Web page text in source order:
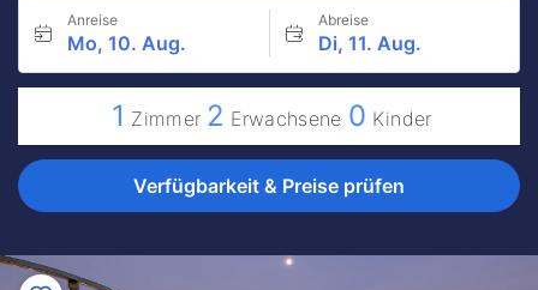
Anreise
Mo, 10. Aug.
Abreise
Di, 11. Aug.
1 Zimmer 2 Erwachsene 0 Kinder
Verfügbarkeit & Preise prüfen